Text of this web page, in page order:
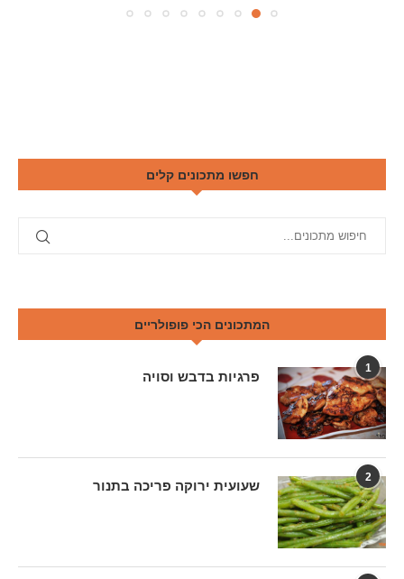
חפשו מתכונים קלים
המתכונים הכי פופולריים
1
פרגיות בדבש וסויה
2
שעועית ירוקה פריכה בתנור